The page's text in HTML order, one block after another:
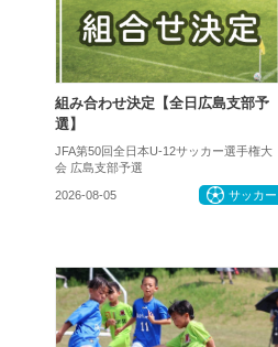
組み合わせ決定【全日広島支部予
選】
JFA第50回全日本U-12サッカー選手権大
会 広島支部予選
2026-08-05 サッカー